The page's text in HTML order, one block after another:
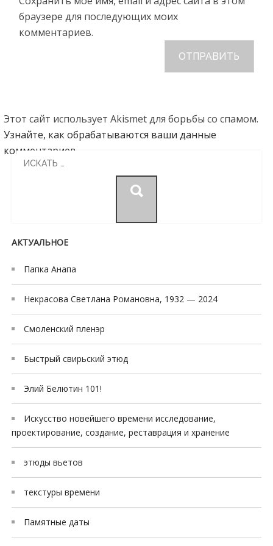
браузере для последующих моих
комментариев.
Этот сайт использует Akismet для борьбы со спамом.
Узнайте, как обрабатываются ваши данные
комментариев
АКТУАЛЬНОЕ
Папка Анапа
Некрасова Светлана Романовна, 1932 — 2024
Смоленский пленэр
Быстрый свирьский этюд
Элий Белютин 101!
Искусство новейшего времени исследование,
проектирование, создание, реставрация и хранение
этюды вьетов
текстуры времени
Памятные даты